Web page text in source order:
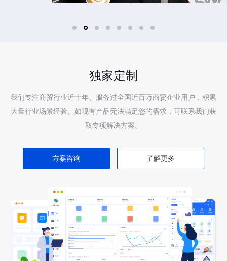
独家定制
我们专注商贸行业近十年、服务过全国近百万商贸企业用户，积累
大量行业场景经验。如现有产品无法满足您的需求，可联系我们获
取专项解决方案。
方案咨询 了解更多